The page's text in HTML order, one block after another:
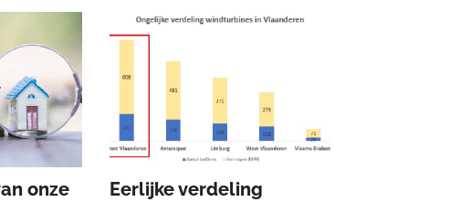
tot
kan deze
zeker
een impulsachtig geluid. Dit wordt
ook wel het
Het geluid ontstaat doordat de
lucht langs de wieken tegen de
mast botst.
onze
Eerlijke verdeling